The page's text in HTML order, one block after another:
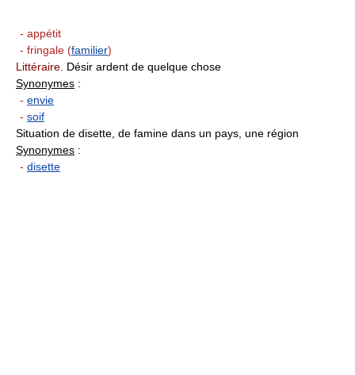
- appétit
- fringale (familier)
Littéraire. Désir ardent de quelque chose
Synonymes :
- envie
- soif
Situation de disette, de famine dans un pays, une région
Synonymes :
- disette